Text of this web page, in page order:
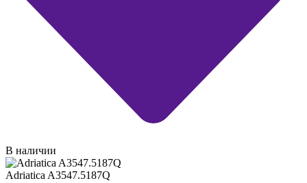
В наличии
Adriatica A3547.5187Q